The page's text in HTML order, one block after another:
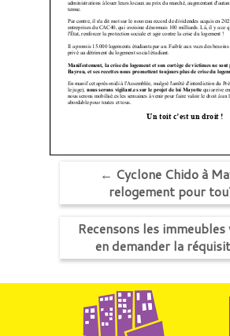
← Cyclone Chido à
relogement pour
Recensons les
en demander la